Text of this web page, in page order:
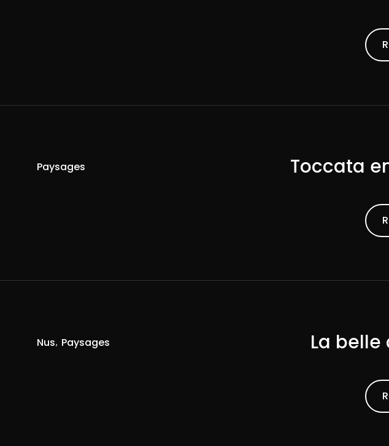
Paysages Toccata
Nus Paysages La